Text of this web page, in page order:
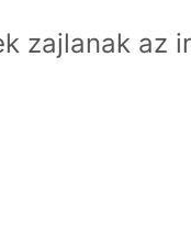
zajlanak az